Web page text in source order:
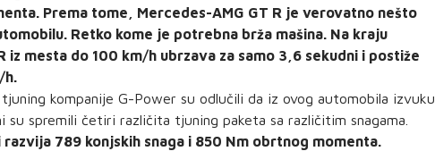
Prema tome, Mercedes-AMG GT R je verovatno nešto
Retko kome je potrebna brža mašina. Na kraju
iz mesta do 100 km/h ubrzava za samo 3,6 sekudni i postiže
h.
kompanije G-Power su odlučili da iz ovog automobila izvuku
su spremili četiri različita tjuning paketa sa različitim snagama.
789 konjskih snaga i 850 Nm obrtnog momenta.